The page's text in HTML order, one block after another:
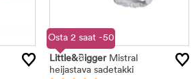
Osta 2 saat -50
%
Little&BiggerMistral
heijastava sadetakki